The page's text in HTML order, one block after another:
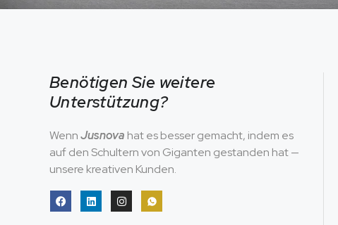
Benötigen Sie weitere
Unterstützung?
WennJusnova hat es besser gemacht, indem es
auf den Schultern von Giganten gestanden hat —
unsere kreativen Kunden.